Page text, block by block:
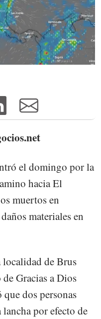
el domingo por la
hacia El
muertos en
materiales en
de Brus
Gracias a Dios
dos personas
por efecto de